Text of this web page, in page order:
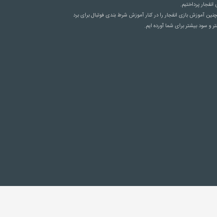
انفجار پرداختیم.
آموزش بازی انفجار را در کنار آموزش شرط بندی فوتبالبرای برد
و سود بیشتر برای شما آورده ایم.